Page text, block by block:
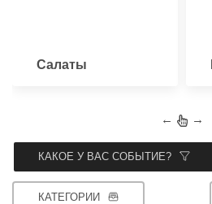
Салаты
← →
КАКОЕ У ВАС СОБЫТИЕ?
КАТЕГОРИИ